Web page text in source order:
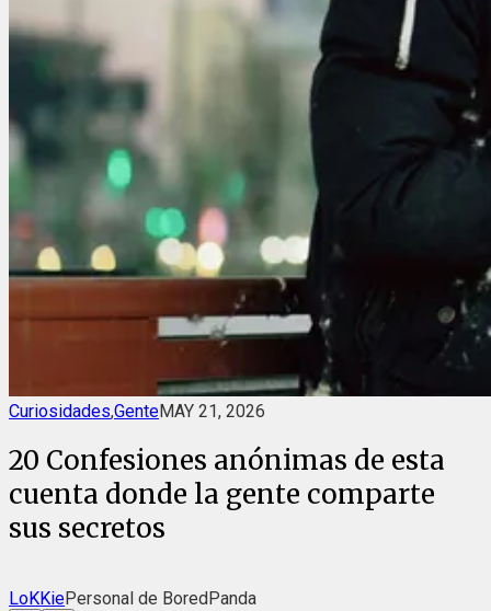
Curiosidades,GenteMAY 21, 2026
20 Confesiones anónimas de esta
cuenta donde la gente comparte
sus secretos
LoKKiePersonal de BoredPanda